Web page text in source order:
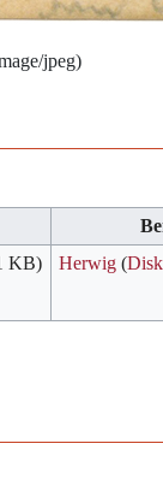
jpeg)
KB) Herwig (